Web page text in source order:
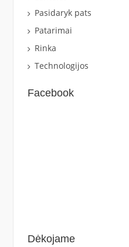
Pasidaryk pats
Patarimai
Rinka
Technologijos
Facebook
Dėkojame